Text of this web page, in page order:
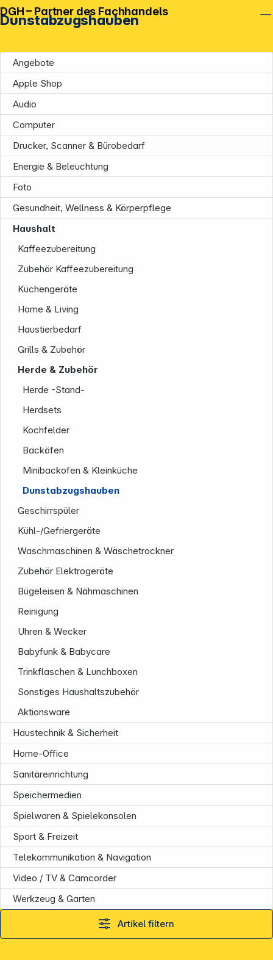
Dunstabzugshauben
Angebote
Apple Shop
Audio
Computer
Drucker, Scanner & Bürobedarf
Energie & Beleuchtung
Foto
Gesundheit, Wellness & Körperpflege
Haushalt
Kaffeezubereitung
Zubehör Kaffeezubereitung
Küchengeräte
Home & Living
Haustierbedarf
Grills & Zubehör
Herde & Zubehör
Herde -Stand-
Herdsets
Kochfelder
Backöfen
Minibackofen & Kleinküche
Dunstabzugshauben
Geschirrspüler
Kühl-/Gefriergeräte
Waschmaschinen & Wäschetrockner
Zubehör Elektrogeräte
Bügeleisen & Nähmaschinen
Reinigung
Uhren & Wecker
Babyfunk & Babycare
Trinkflaschen & Lunchboxen
Sonstiges Haushaltszubehör
Aktionsware
Haustechnik & Sicherheit
Home-Office
Sanitäreinrichtung
Speichermedien
Spielwaren & Spielekonsolen
Sport & Freizeit
Telekommunikation & Navigation
Video / TV & Camcorder
Werkzeug & Garten
Artikel filtern
DGH – Partner des Fachhandels
Unternehmen
Informationen